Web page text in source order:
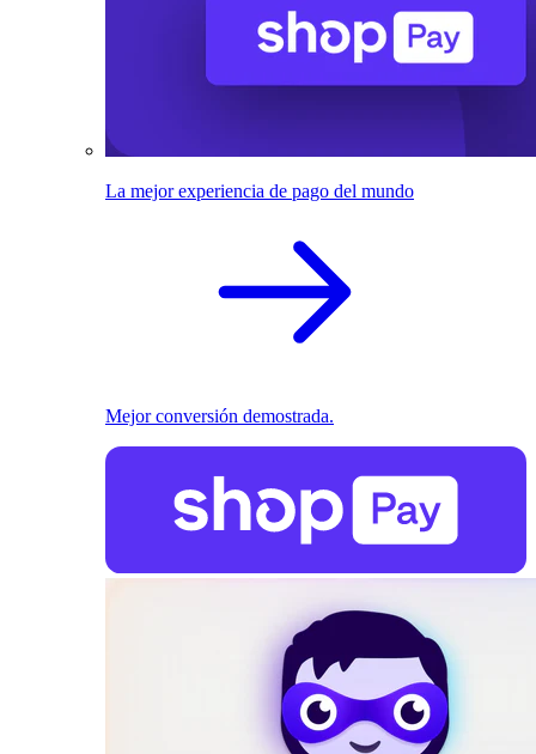
La mejor experiencia de pago del mundo
Mejor conversión demostrada.